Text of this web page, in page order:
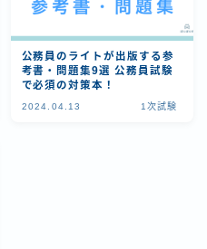
公務員のライトが出版する参
考書・問題集9選 公務員試験
で必須の対策本！
2024.04.13 1次試験